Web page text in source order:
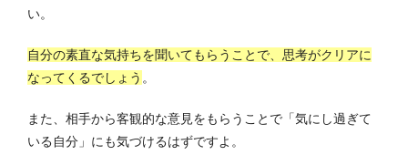
い。
自分の素直な気持ちを聞いてもらうことで、思考がクリアに
なってくるでしょう 。
また、相手から客観的な意見をもらうことで「気にし過ぎて
いる自分」にも気づけるはずですよ。